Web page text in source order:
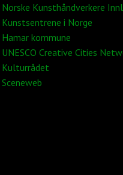
Norske Kunsthåndverkere
Kunstsentrene i Norge
Hamar kommune
UNESCO Creative Cities
Kulturrådet
Sceneweb